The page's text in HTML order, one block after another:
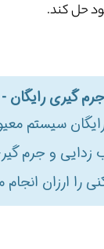
حل کند.
گیری رایگان -
سیستم
زدایی و جرم
را ارزان